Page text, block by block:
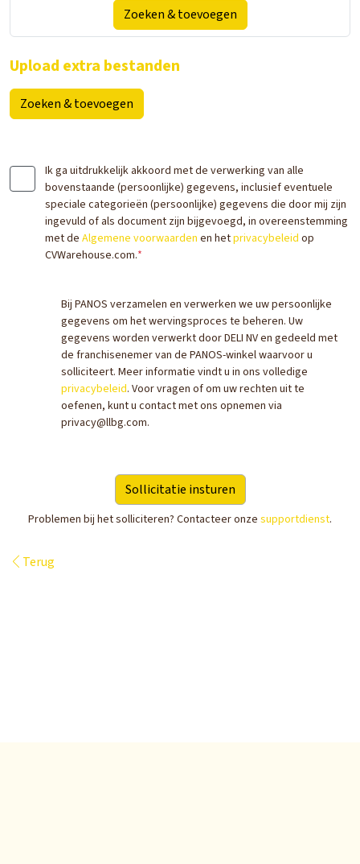
Zoeken & toevoegen
Upload extra bestanden
Zoeken & toevoegen
Ik ga uitdrukkelijk akkoord met de verwerking van alle
bovenstaande (persoonlijke) gegevens, inclusief eventuele
speciale categorieën (persoonlijke) gegevens die door mij zijn
ingevuld of als document zijn bijgevoegd, in overeenstemming
met de Algemene voorwaarden en hetprivacybeleid op
CVWarehouse.com.*
Bij PANOS verzamelen en verwerken we uw persoonlijke
gegevens om het wervingsproces te beheren. Uw
gegevens worden verwerkt door DELI NV en gedeeld met
de franchisenemer van de PANOS-winkel waarvoor u
solliciteert. Meer informatie vindt u in ons volledige
privacybeleid. Voor vragen of om uw rechten uit te
oefenen, kunt u contact met ons opnemen via
privacy@llbg.com.
Problemen bij het solliciteren? Contacteer onze supportdienst.
Terug